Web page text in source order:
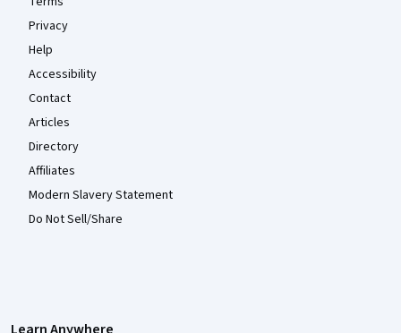
Privacy
Help
Accessibility
Contact
Articles
Directory
Affiliates
Modern Slavery Statement
Do Not Sell/Share